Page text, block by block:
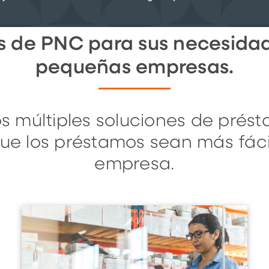
de PNC para sus
pequeñas empresas.
múltiples soluciones de
los préstamos sean más
empresa.